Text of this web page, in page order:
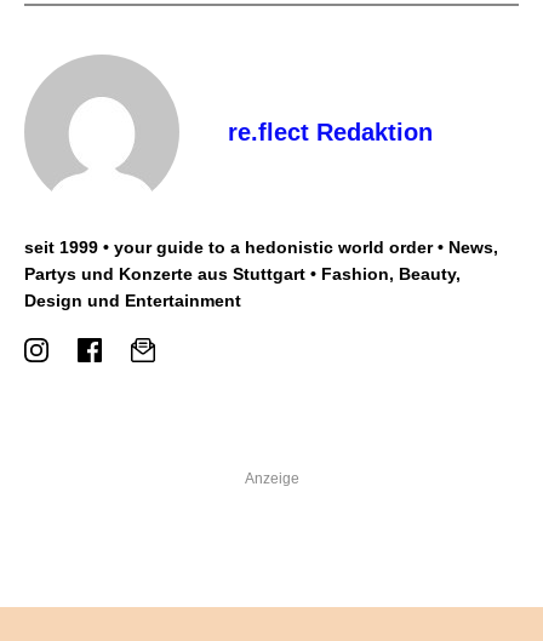
re.flect Redaktion
seit 1999 • your guide to a hedonistic world order • News,
Partys und Konzerte aus Stuttgart • Fashion, Beauty,
Design und Entertainment
Anzeige